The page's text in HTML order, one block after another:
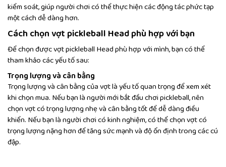
kiểm soát, giúp người chơi có thể thực hiện các động tác phức tạp
một cách dễ dàng hơn.
Cách chọn vợt pickleball Head phù hợp với bạn
Để chọn được vợt pickleball Head phù hợp với mình, bạn có thể
tham khảo các yếu tố sau:
Trọng lượng và cân bằng
Trọng lượng và cân bằng của vợt là yếu tố quan trọng để xem xét
khi chọn mua. Nếu bạn là người mới bắt đầu chơi pickleball, nên
chọn vợt có trọng lượng nhẹ và cân bằng tốt để dễ dàng điều
khiển. Nếu bạn là người chơi có kinh nghiệm, có thể chọn vợt có
trọng lượng nặng hơn để tăng sức mạnh và độ ổn định trong các cú
đập.